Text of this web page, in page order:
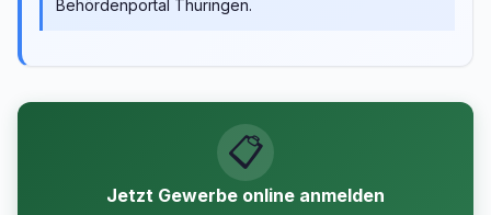
Behördenportal Thüringen.
📋
Jetzt Gewerbe online anmelden